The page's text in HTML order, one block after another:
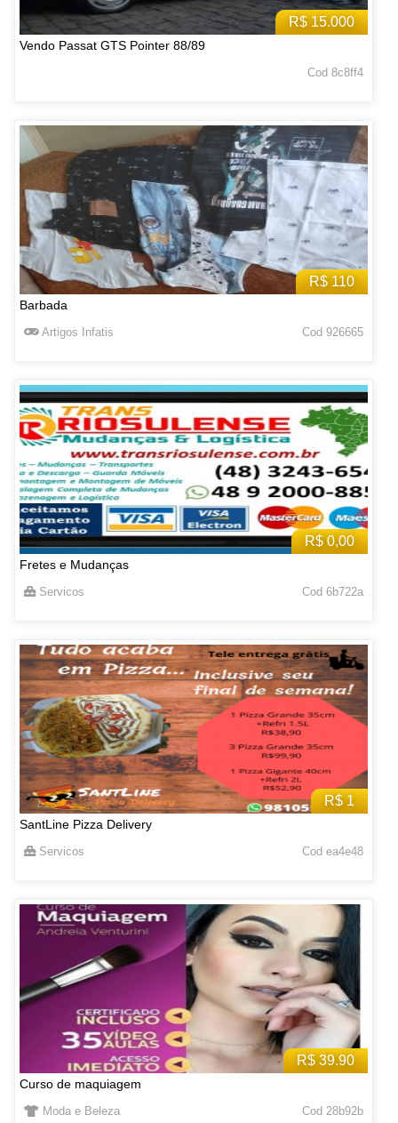
R$ 15.000
Vendo Passat GTS Pointer 88/89
Cod 8c8ff4
R$ 110
Barbada
Artigos Infatis Cod 926665
R$ 0,00
Fretes e Mudanças
Servicos Cod 6b722a
R$ 1
SantLine Pizza Delivery
Servicos Cod ea4e48
R$ 39.90
Curso de maquiagem
Moda e Beleza Cod 28b92b